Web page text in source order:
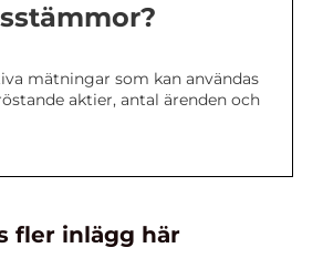
mätningar som kan användas
aktier, antal ärenden och
fler inlägg här